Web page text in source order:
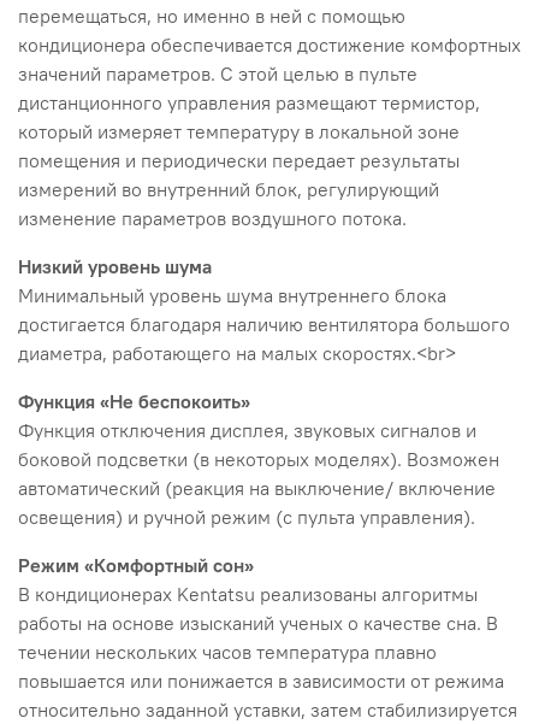
перемещаться, но именно в ней с помощью
кондиционера обеспечивается достижение комфортных
значений параметров. С этой целью в пульте
дистанционного управления размещают термистор,
который измеряет температуру в локальной зоне
помещения и периодически передает результаты
измерений во внутренний блок, регулирующий
изменение параметров воздушного потока.
Низкий уровень шума
Минимальный уровень шума внутреннего блока
достигается благодаря наличию вентилятора большого
диаметра, работающего на малых скоростях.<br>
Функция «Не беспокоить»
Функция отключения дисплея, звуковых сигналов и
боковой подсветки (в некоторых моделях). Возможен
автоматический (реакция на выключение/ включение
освещения) и ручной режим (с пульта управления).
Режим «Комфортный сон»
В кондиционерах Kentatsu реализованы алгоритмы
работы на основе изысканий ученых о качестве сна. В
течении нескольких часов температура плавно
повышается или понижается в зависимости от режима
относительно заданной уставки, затем стабилизируется